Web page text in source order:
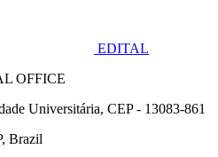
EDITAL
OFFICE
Universitária, CEP - 13083-861
Brazil